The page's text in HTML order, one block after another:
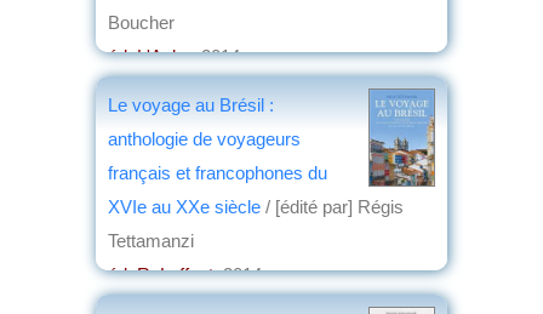
Boucher
éd. L'Aube, 2014
Le voyage au Brésil :
anthologie de voyageurs
français et francophones du
XVIe au XXe siècle / [édité par] Régis
Tettamanzi
éd. R. Laffont, 2014